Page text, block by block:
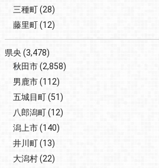
三種町(28)
藤里町(12)
県央 (3,478)
秋田市(2,858)
男鹿市(112)
五城目町(51)
八郎潟町(12)
潟上市(140)
井川町(13)
大潟村(22)